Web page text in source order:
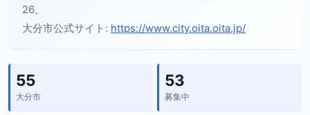
26。
大分市公式サイト: https://www.city.oita.oita.jp/
55
大分市
53
募集中